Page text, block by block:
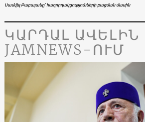
Սամվել Բաբայանը՝ հաղորդակցությունների բացման մասին
ԿԱՐԴԱԼ ԱՎԵԼԻՆ
JAMNEWS-ՈՒՄ